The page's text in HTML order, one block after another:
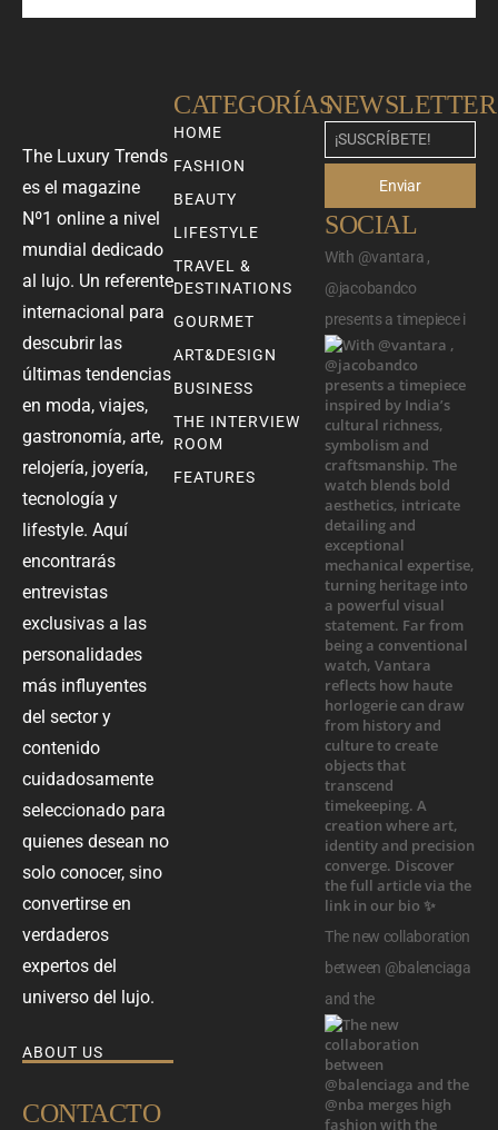
The Luxury Trends
es el magazine
Nº1 online a nivel
mundial dedicado
al lujo. Un referente
internacional para
descubrir las
últimas tendencias
en moda, viajes,
gastronomía, arte,
relojería, joyería,
tecnología y
lifestyle. Aquí
encontrarás
entrevistas
exclusivas a las
personalidades
más influyentes
del sector y
contenido
cuidadosamente
seleccionado para
quienes desean no
solo conocer, sino
convertirse en
verdaderos
expertos del
universo del lujo.
ABOUT US
CONTACTO
CATEGORÍAS
HOME
FASHION
BEAUTY
LIFESTYLE
TRAVEL &
DESTINATIONS
GOURMET
ART&DESIGN
BUSINESS
THE INTERVIEW
ROOM
FEATURES
NEWSLETTER
Enviar
SOCIAL
With @vantara ,
@jacobandco
presents a timepiece i
The new collaboration
between @balenciaga
and the